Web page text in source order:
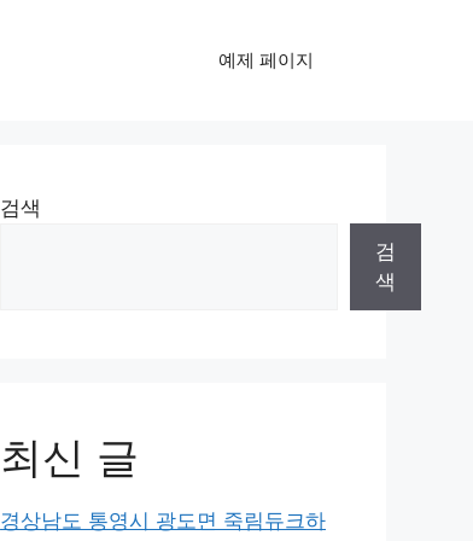
예제 페이지
검색
검
색
최신 글
경상남도 통영시 광도면 죽림듀크하